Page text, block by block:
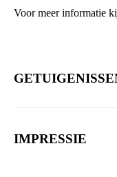
Voor meer informatie
IMPRESSIE